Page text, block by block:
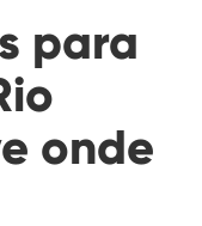
para
onde